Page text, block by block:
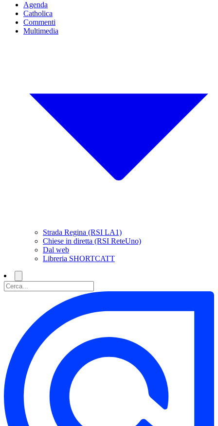
Agenda
Catholica
Commenti
Multimedia
Strada Regina (RSI LA1)
Chiese in diretta (RSI ReteUno)
Dal web
Libreria SHORTCATT